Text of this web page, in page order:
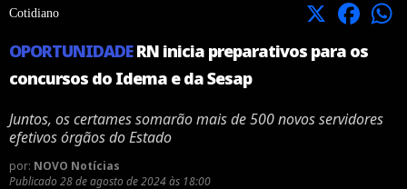
Cotidiano X Facebook
OPORTUNIDADERN inicia preparativos para os
concursos do Idema e da Sesap
Juntos, os certames somarão mais de 500 novos servidores
efetivos órgãos do Estado
por: NOVO Notícias
Publicado 28 de agosto de 2024 às 18:00